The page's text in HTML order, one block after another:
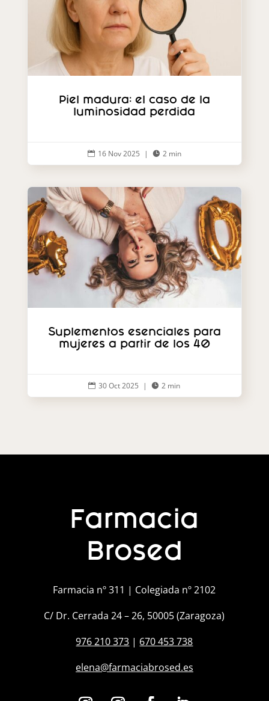
Piel madura: el caso de la
luminosidad perdida
 16 Nov 2025 |  2 min
Suplementos esenciales para
mujeres a partir de los 40
 30 Oct 2025 |  2 min
Farmacia
Brosed
Farmacia nº 311 | Colegiada nº 2102
C/ Dr. Cerrada 24 – 26, 50005 (Zaragoza)
976 210 373 | 670 453 738
elena@farmaciabrosed.es